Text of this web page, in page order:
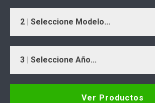
2 | Seleccione Modelo...
3 | Seleccione Año...
Ver Productos